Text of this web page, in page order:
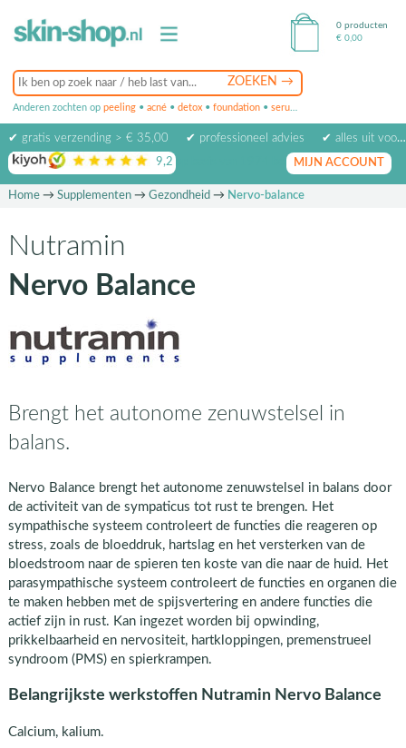
Anderen zochten op peeling • acné • detox • foundation • serum
0 producten
€ 0,00
✔ gratis verzending > € 35,00 ✔ professioneel advies
✔ alles uit voorraad leverbaar
9,2 op basis van beoordelingen
MIJN ACCOUNT
Home→ Supplementen→ Gezondheid → Nervo-balance
Nutramin
Nervo Balance
Brengt het autonome zenuwstelsel in
balans.
Nervo Balance brengt het autonome zenuwstelsel in balans door
de activiteit van de sympaticus tot rust te brengen. Het
sympathische systeem controleert de functies die reageren op
stress, zoals de bloeddruk, hartslag en het versterken van de
bloedstroom naar de spieren ten koste van die naar de huid. Het
parasympathische systeem controleert de functies en organen die
te maken hebben met de spijsvertering en andere functies die
actief zijn in rust. Kan ingezet worden bij opwinding,
prikkelbaarheid en nervositeit, hartkloppingen, premenstrueel
syndroom (PMS) en spierkrampen.
Belangrijkste werkstoffen Nutramin Nervo Balance
Calcium, kalium.